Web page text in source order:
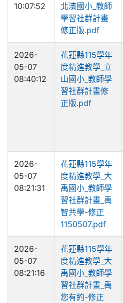
10:07:52
北濱國小_教師
學習社群計畫
修正版.pdf
2026-
05-07
08:40:12
花蓮縣115學年
度精進教學_立
山國小_教師學
習社群計畫修
正版.pdf
2026-
05-07
08:21:31
花蓮縣115學年
度精進教學_大
禹國小_教師學
習社群計畫_禹
智共學-修正
1150507.pdf
2026-
05-07
08:21:16
花蓮縣115學年
度精進教學_大
禹國小_教師學
習社群計畫_禹
您有約-修正